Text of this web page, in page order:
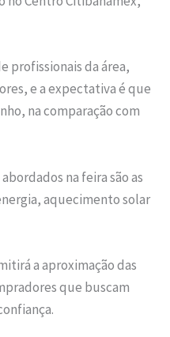
profissionais da área,
e a expectativa é que
na comparação com
na feira são as
aquecimento solar
a aproximação das
que buscam